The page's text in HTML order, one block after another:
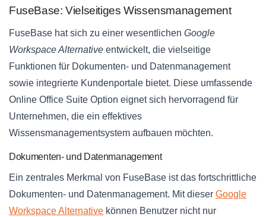
FuseBase: Vielseitiges Wissensmanagement
FuseBase hat sich zu einer wesentlichen Google
Workspace Alternative entwickelt, die vielseitige
Funktionen für Dokumenten- und Datenmanagement
sowie integrierte Kundenportale bietet. Diese umfassende
Online Office Suite Option eignet sich hervorragend für
Unternehmen, die ein effektives
Wissensmanagementsystem aufbauen möchten.
Dokumenten- und Datenmanagement
Ein zentrales Merkmal von FuseBase ist das fortschrittliche
Dokumenten- und Datenmanagement. Mit dieser Google
Workspace Alternative können Benutzer nicht nur